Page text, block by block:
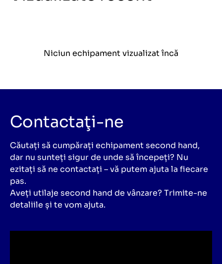
Niciun echipament vizualizat încă
Contactaţi-ne
Căutați să cumpărați echipament second hand,
dar nu sunteți sigur de unde să începeți? Nu
ezitați să ne contactați – vă putem ajuta la fiecare
pas.
Aveți utilaje second hand de vânzare? Trimite-ne
detaliile și te vom ajuta.